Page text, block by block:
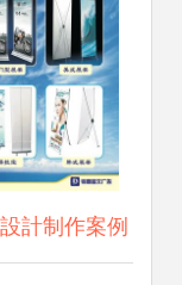
計制作案例